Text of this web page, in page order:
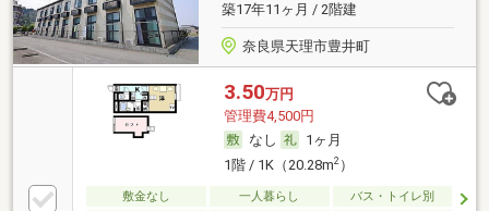
築17年11ヶ月 / 2階建
奈良県天理市豊井町
3.50万円
管理費4,500円
なし
1ヶ月
1階 / 1K（20.28m2）
敷金なし 一人暮らし バス・トイレ別